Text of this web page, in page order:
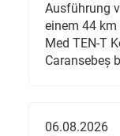
Ausführung
einem 44
Med TEN-T
Caransebeș
06.08.2026